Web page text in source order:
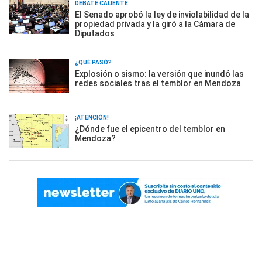
DEBATE CALIENTE
El Senado aprobó la ley de inviolabilidad de la
propiedad privada y la giró a la Cámara de
Diputados
¿QUÉ PASÓ?
Explosión o sismo: la versión que inundó las
redes sociales tras el temblor en Mendoza
¡ATENCIÓN!
¿Dónde fue el epicentro del temblor en
Mendoza?